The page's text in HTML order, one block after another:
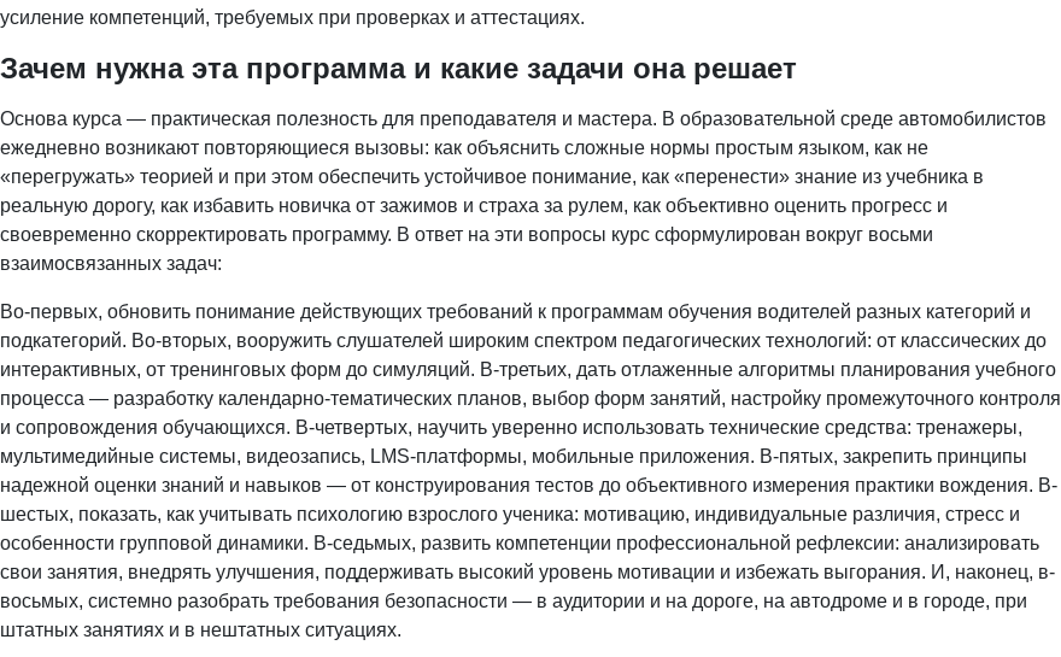
усиление компетенций, требуемых при проверках и аттестациях.
Зачем нужна эта программа и какие задачи она решает
Основа курса — практическая полезность для преподавателя и мастера. В образовательной среде автомобилистов
ежедневно возникают повторяющиеся вызовы: как объяснить сложные нормы простым языком, как не
«перегружать» теорией и при этом обеспечить устойчивое понимание, как «перенести» знание из учебника в
реальную дорогу, как избавить новичка от зажимов и страха за рулем, как объективно оценить прогресс и
своевременно скорректировать программу. В ответ на эти вопросы курс сформулирован вокруг восьми
взаимосвязанных задач:
Во-первых, обновить понимание действующих требований к программам обучения водителей разных категорий и
подкатегорий. Во-вторых, вооружить слушателей широким спектром педагогических технологий: от классических до
интерактивных, от тренинговых форм до симуляций. В-третьих, дать отлаженные алгоритмы планирования учебного
процесса — разработку календарно-тематических планов, выбор форм занятий, настройку промежуточного контроля
и сопровождения обучающихся. В-четвертых, научить уверенно использовать технические средства: тренажеры,
мультимедийные системы, видеозапись, LMS-платформы, мобильные приложения. В-пятых, закрепить принципы
надежной оценки знаний и навыков — от конструирования тестов до объективного измерения практики вождения. В-
шестых, показать, как учитывать психологию взрослого ученика: мотивацию, индивидуальные различия, стресс и
особенности групповой динамики. В-седьмых, развить компетенции профессиональной рефлексии: анализировать
свои занятия, внедрять улучшения, поддерживать высокий уровень мотивации и избежать выгорания. И, наконец, в-
восьмых, системно разобрать требования безопасности — в аудитории и на дороге, на автодроме и в городе, при
штатных занятиях и в нештатных ситуациях.